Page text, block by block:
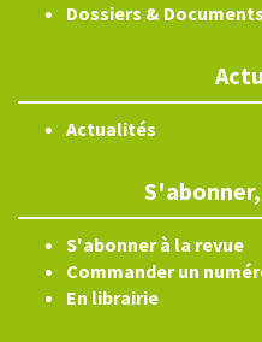
Dossiers & Documents
Actualités
S'abonner à la revue
Commander un
En librairie